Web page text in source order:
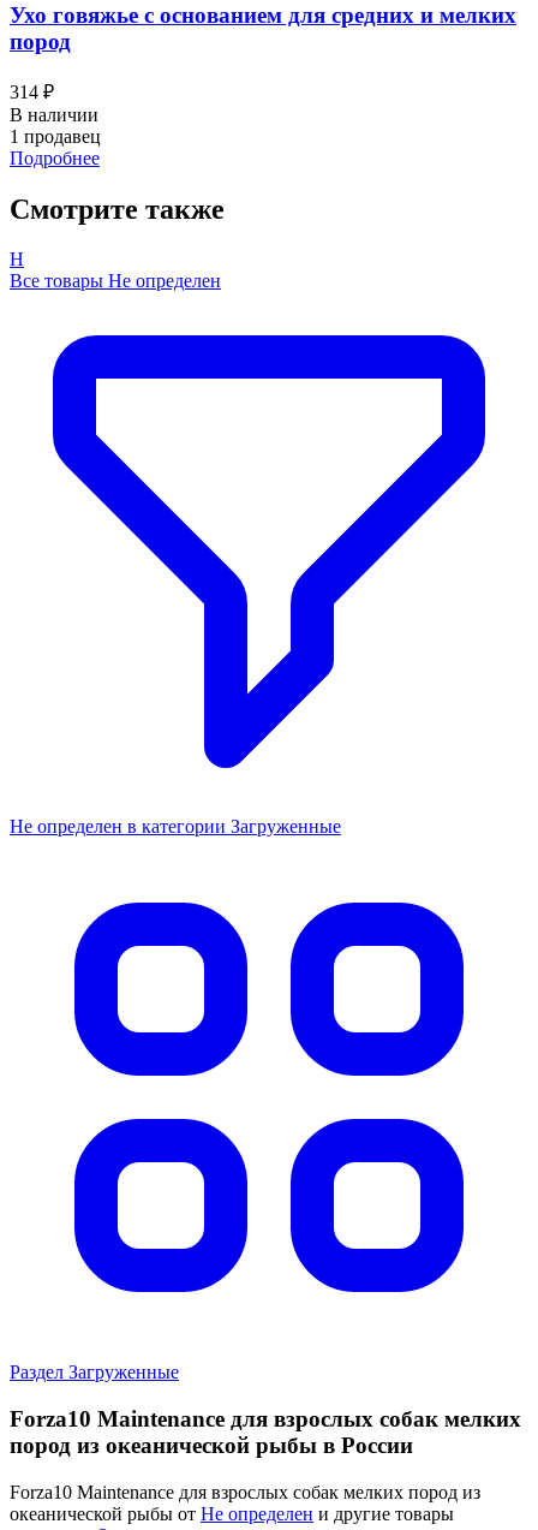
Ухо говяжье с основанием для средних и мелких
пород
314 ₽
В наличии
1 продавец
Подробнее
Смотрите также
Н
Все товары Не определен
Не определен в категории Загруженные
Раздел Загруженные
Forza10 Maintenance для взрослых собак мелких
пород из океанической рыбы в России
Forza10 Maintenance для взрослых собак мелких пород из
океанической рыбы от Не определен и другие товары